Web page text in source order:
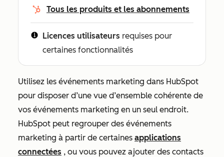
Tous les produits et les abonnements
Licences utilisateurs requises pour
certaines fonctionnalités
Utilisez les événements marketing dans HubSpot
pour disposer d’une vue d’ensemble cohérente de
vos événements marketing en un seul endroit.
HubSpot peut regrouper des événements
marketing à partir de certaines applications
connectées , ou vous pouvez ajouter des contacts